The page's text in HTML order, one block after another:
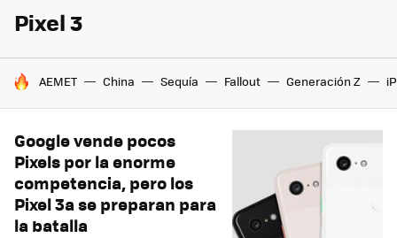
Pixel 3
HOY SE HABLA DE
AEMET China Sequía Fallout Generación Z
Google vende pocos
Pixels por la enorme
competencia, pero los
Pixel 3a se preparan para
la batalla